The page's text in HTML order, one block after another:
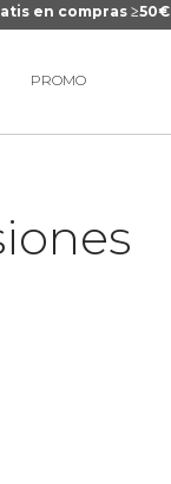
en compras ≥50€
PROMO